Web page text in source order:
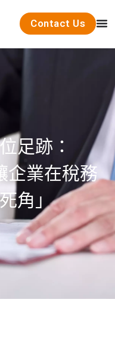
Contact Us
足跡：
企業在稅務
角」